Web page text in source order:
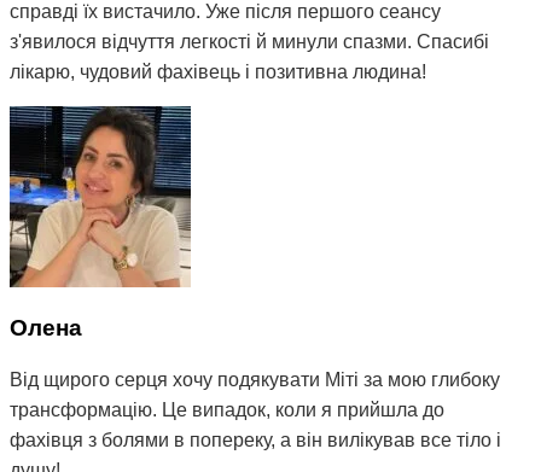
справді їх вистачило. Уже після першого сеансу
з'явилося відчуття легкості й минули спазми. Спасибі
лікарю, чудовий фахівець і позитивна людина!
Олена
Від щирого серця хочу подякувати Міті за мою глибоку
трансформацію. Це випадок, коли я прийшла до
фахівця з болями в попереку, а він вилікував все тіло і